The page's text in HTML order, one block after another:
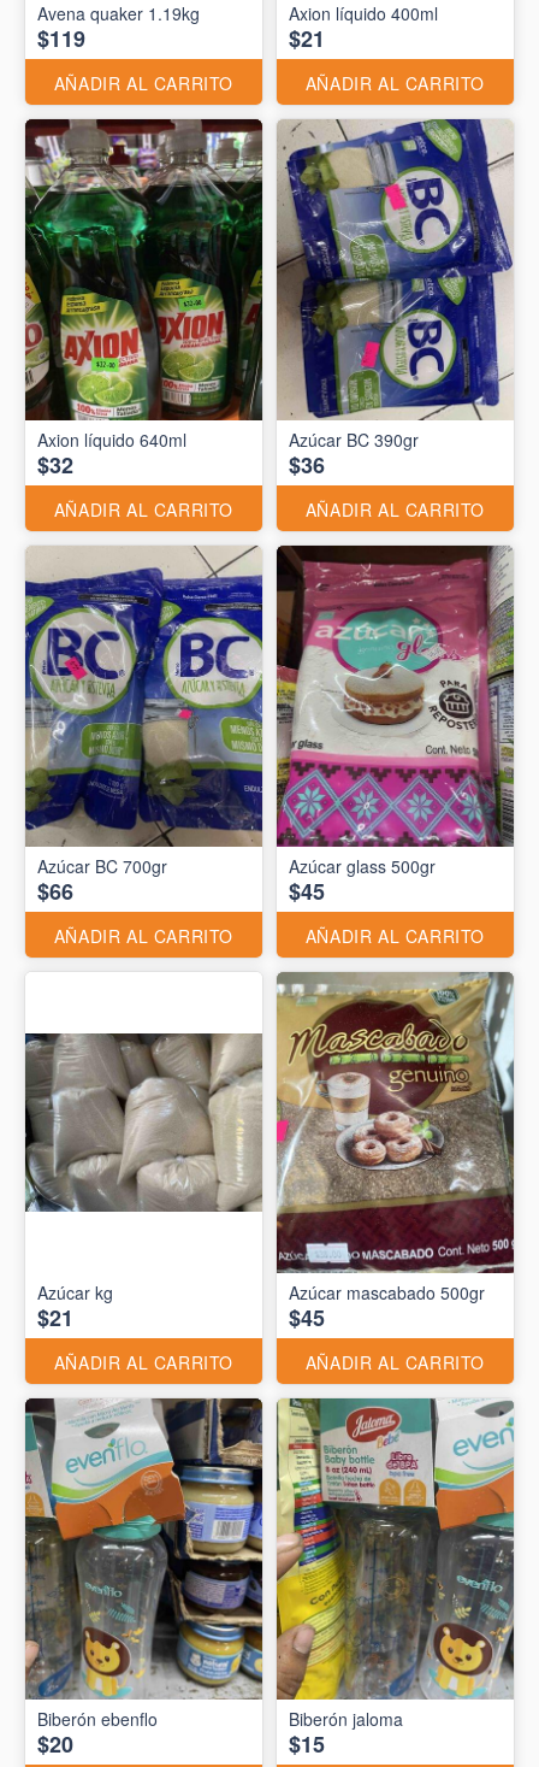
Avena quaker 1.19kg
$119
AÑADIR AL CARRITO
Axion líquido 400ml
$21
AÑADIR AL CARRITO
Axion líquido 640ml
$32
AÑADIR AL CARRITO
Azúcar BC 390gr
$36
AÑADIR AL CARRITO
Azúcar BC 700gr
$66
AÑADIR AL CARRITO
Azúcar glass 500gr
$45
AÑADIR AL CARRITO
Azúcar kg
$21
AÑADIR AL CARRITO
Azúcar mascabado 500gr
$45
AÑADIR AL CARRITO
Biberón ebenflo
$20
Biberón jaloma
$15